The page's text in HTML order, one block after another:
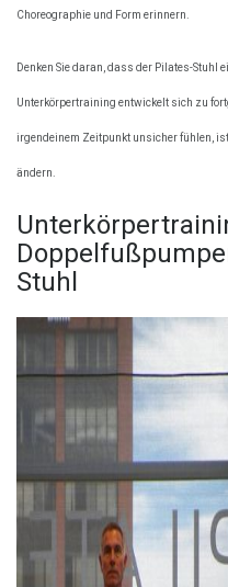
Choreographie und Form erinnern.
Denken Sie daran, dass der Pilates-Stuhl
Unterkörpertraining entwickelt sich zu
irgendeinem Zeitpunkt unsicher fühlen,
ändern.
Stuhl